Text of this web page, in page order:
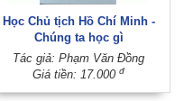
Học Chủ tịch Hồ Chí Minh -
Chúng ta học gì
Tác giả: Phạm Văn Đồng
Giá tiền: 17.000 đ